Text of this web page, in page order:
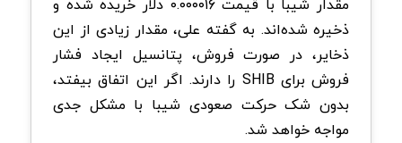
ذخیره شده‌اند. به گفته علی، مقدار زیادی از این
ذخایر، در صورت فروش، پتانسیل ایجاد فشار
فروش برای SHIB را دارند. اگر این اتفاق بیفتد،
بدون شک حرکت صعودی شیبا با مشکل جدی
مواجه خواهد شد.